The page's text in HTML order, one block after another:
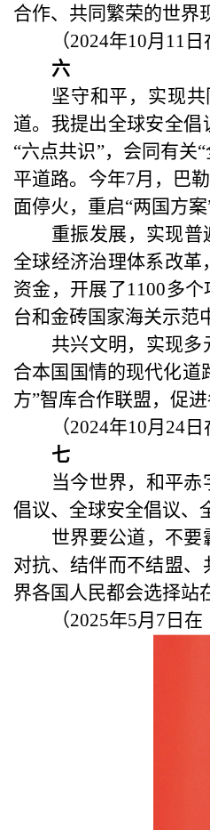
合作、共同繁荣的世界
（2024年10月11
六
坚守和平，实现
道。我提出全球安全
“六点共识”，会同有关
平道路。今年7月，巴
面停火，重启“两国方
重振发展，实现普
全球经济治理体系改革
资金，开展了1100多
台和金砖国家海关示范
共兴文明，实现
合本国国情的现代化道
方”智库合作联盟，促
（2024年10月24
七
当今世界，和平
倡议、全球安全倡议、
世界要公道，不
对抗、结伴而不结盟
界各国人民都会选择站
（2025年5月7日